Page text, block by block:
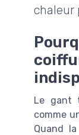
chaleur
Le gant
comme
Quand